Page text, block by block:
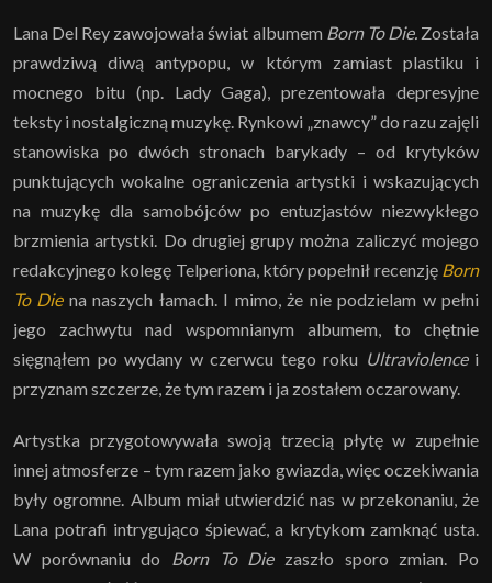
Lana Del Rey zawojowała świat albumem Born To Die. Została
prawdziwą diwą antypopu, w którym zamiast plastiku i
mocnego bitu (np. Lady Gaga), prezentowała depresyjne
teksty i nostalgiczną muzykę. Rynkowi „znawcy” do razu zajęli
stanowiska po dwóch stronach barykady – od krytyków
punktujących wokalne ograniczenia artystki i wskazujących
na muzykę dla samobójców po entuzjastów niezwykłego
brzmienia artystki. Do drugiej grupy można zaliczyć mojego
redakcyjnego kolegę Telperiona, który popełnił recenzję Born
To Die na naszych łamach. I mimo, że nie podzielam w pełni
jego zachwytu nad wspomnianym albumem, to chętnie
sięgnąłem po wydany w czerwcu tego roku Ultraviolencei
przyznam szczerze, że tym razem i ja zostałem oczarowany.
Artystka przygotowywała swoją trzecią płytę w zupełnie
innej atmosferze – tym razem jako gwiazda, więc oczekiwania
były ogromne. Album miał utwierdzić nas w przekonaniu, że
Lana potrafi intrygująco śpiewać, a krytykom zamknąć usta.
W porównaniu do
Born To Diezaszło sporo zmian. Po